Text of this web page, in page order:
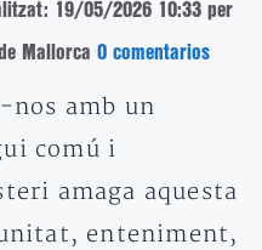
19/05/2026 10:33 per
Mallorca 0 comentarios
nos amb un
comú i
amaga aquesta
enteniment,